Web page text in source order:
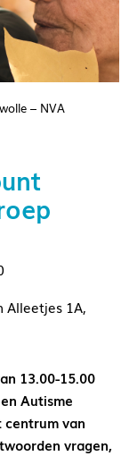
– NVA
Alleetjes 1A,
13.00-15.00
Autisme
van
vragen,